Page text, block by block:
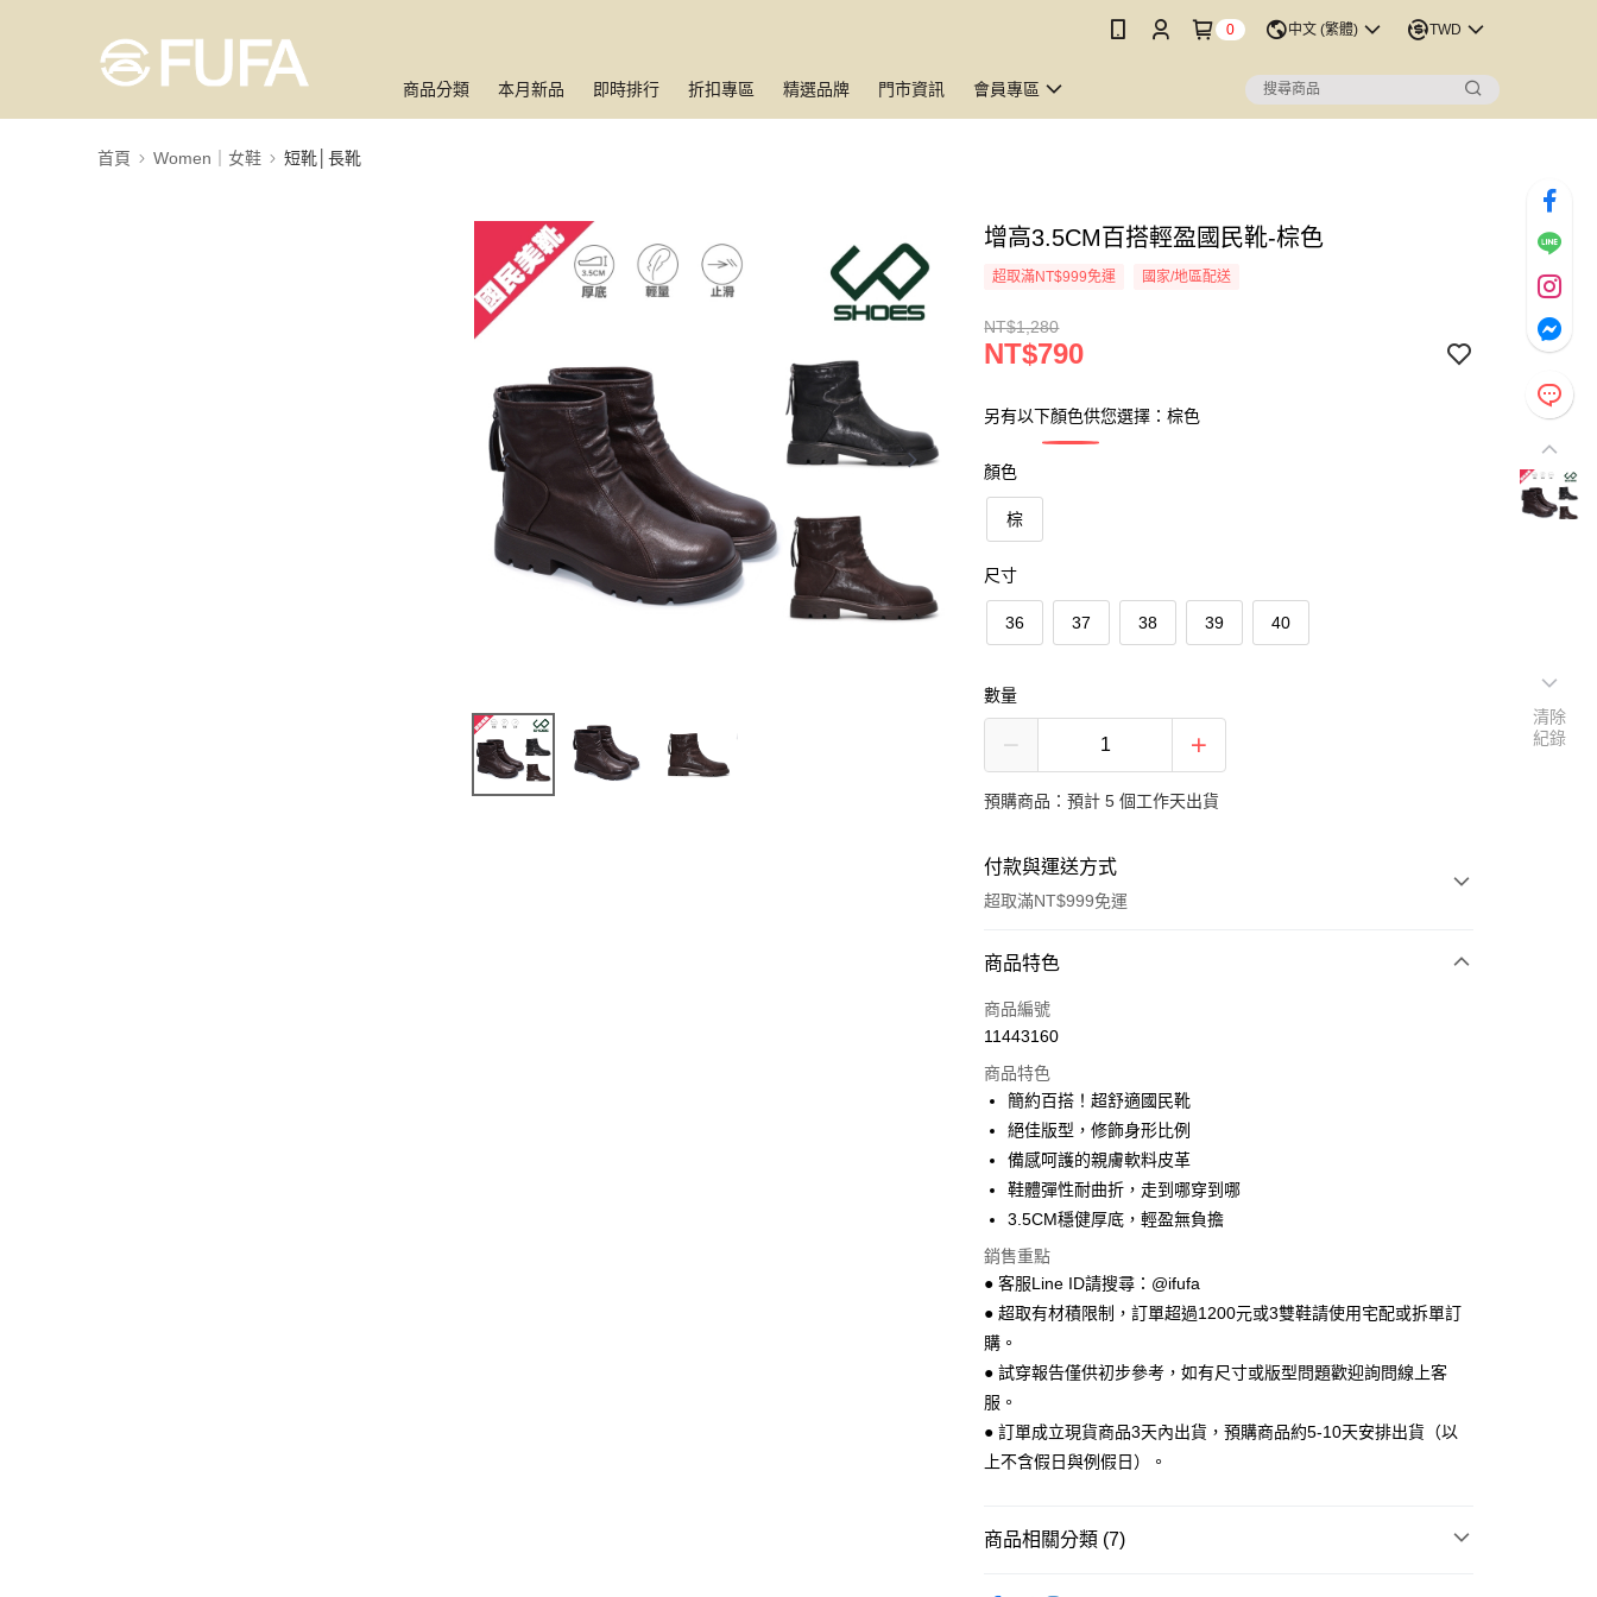
0 中文 (繁體) TWD
商品分類 本月新品 即時排行 折扣專區 精選品牌 門市資訊 會員專區
首頁 Women｜女鞋 短靴│長靴
增高3.5CM百搭輕盈國民靴-棕色
超取滿NT$999免運 國家/地區配送
NT$1,280
NT$790
另有以下顏色供您選擇：棕色
顏色
棕
尺寸
36 37 38 39 40
數量
預購商品：預計 5 個工作天出貨
付款與運送方式
超取滿NT$999免運
付款方式
信用卡一次付款
LINE Pay
Apple Pay
街口支付
悠遊付
Google Pay
全盈+PAY
AFTEE先享後付
相關說明
【關於「AFTEE先享後付」】
AFTEE先享後付是「在收到商品之後才付款」的支付方式。 讓您購物簡單
便利好安心！
１．簡單：不需註冊會員、不需綁卡、不需儲值。
ATM付款
全家 取貨付款
商品特色
商品編號
11443160
商品特色
簡約百搭！超舒適國民靴
絕佳版型，修飾身形比例
備感呵護的親膚軟料皮革
鞋體彈性耐曲折，走到哪穿到哪
3.5CM穩健厚底，輕盈無負擔
銷售重點
● 客服Line ID請搜尋：@ifufa
● 超取有材積限制，訂單超過1200元或3雙鞋請使用宅配或拆單訂
購。
● 試穿報告僅供初步參考，如有尺寸或版型問題歡迎詢問線上客
服。
● 訂單成立現貨商品3天內出貨，預購商品約5-10天安排出貨（以
上不含假日與例假日）。
商品相關分類 (7)
清除
紀錄